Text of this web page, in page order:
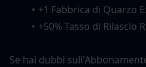
+1 Fabbrica di Quarzo
+50% Tasso di Rilascio
Se hai dubbi